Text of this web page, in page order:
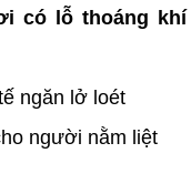
có lỗ thoáng khí
ngăn lở loét
người nằm liệt